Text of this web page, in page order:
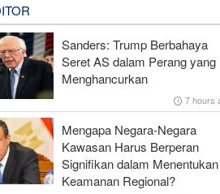
Sanders: Trump Berbahaya
Seret AS dalam Perang yang
Menghancurkan
7 hours
Mengapa Negara-Negara
Kawasan Harus Berperan
Signifikan dalam Menentukan
Keamanan Regional?